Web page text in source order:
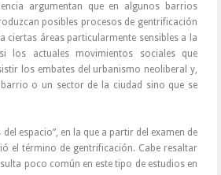
argumentan que en algunos barrios
posibles procesos de gentrificación
ciertas áreas particularmente sensibles a la
los actuales movimientos sociales que
los embates del urbanismo neoliberal y,
o un sector de la ciudad sino que se
espacio”, en la que a partir del examen de
el término de gentrificación. Cabe resaltar
poco común en este tipo de estudios en